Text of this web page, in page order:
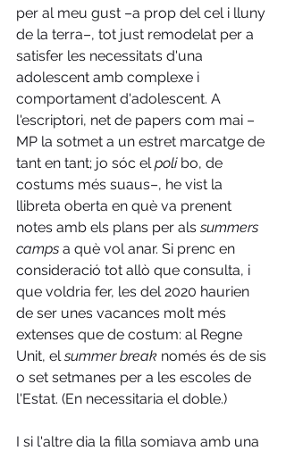
per al meu gust –a prop del cel i lluny
de la terra–, tot just remodelat per a
satisfer les necessitats d'una
adolescent amb complexe i
comportament d'adolescent. A
l'escriptori, net de papers com mai –
MP la sotmet a un estret marcatge de
tant en tant; jo sóc el poli bo, de
costums més suaus–, he vist la
llibreta oberta en què va prenent
notes amb els plans per als summers
camps a què vol anar. Si prenc en
consideració tot allò que consulta, i
que voldria fer, les del 2020 haurien
de ser unes vacances molt més
extenses que de costum: al Regne
Unit, el summer break només és de sis
o set setmanes per a les escoles de
l'Estat. (En necessitaria el doble.)
I si l'altre dia la filla somiava amb una